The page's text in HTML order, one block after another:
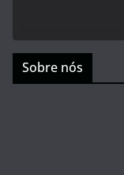
Sobre nós